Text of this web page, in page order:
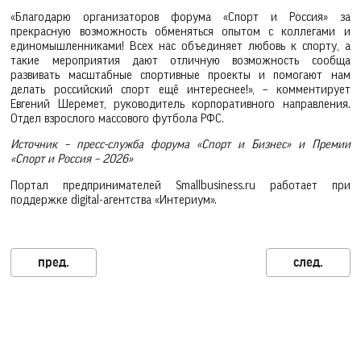
«Благодарю организаторов форума «Спорт и Россия» за
прекрасную возможность обменяться опытом с коллегами и
единомышленниками! Всех нас объединяет любовь к спорту, а
такие мероприятия дают отличную возможность сообща
развивать масштабные спортивные проекты и помогают нам
делать российский спорт ещё интереснее!», – комментирует
Евгений Шеремет, руководитель корпоративного направления.
Отдел взрослого массового футбола РФС.
Источник – пресс-служба форума «Спорт и Бизнес» и Премии
«Спорт и Россия – 2026»
Портал предпринимателей Smallbusiness.ru работает при
поддержке digital-агентства «Интериум».